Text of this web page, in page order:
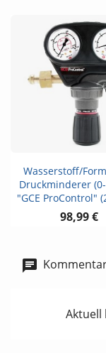
Wasserstoff/
Druckminderer
"GCE ProControl"
98,99 €
Aktuell